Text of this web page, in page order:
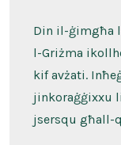
Din il-ġimgħa
l-Griżma
kif avżati.
jinkoraġġixxu
jsersqu għall-